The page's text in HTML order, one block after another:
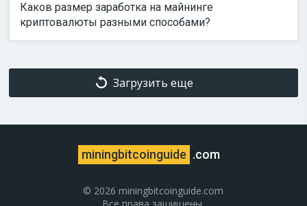
Каков размер заработка на майнинге
криптовалюты разными способами?
Загрузить еще
miningbitcoinguide .com
© 2026 miningbitcoinguide.com